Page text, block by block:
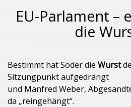
EU-Parlament –
die
Bestimmt hat Söder die Wurst
Sitzungpunkt aufgedrängt
und Manfred Weber,
da „reingehängt“.